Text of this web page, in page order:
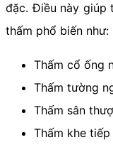
đặc. Điều này giúp
thấm phổ biến như:
Thấm cổ ống
Thấm tường
Thấm sân
Thấm khe